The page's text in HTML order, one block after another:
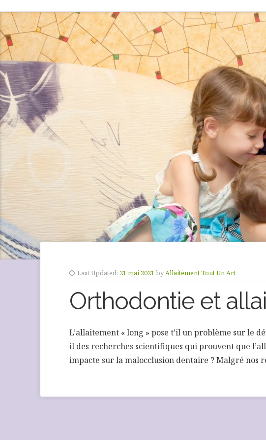
Last Updated: 21 mai 2021 byAllaitement Tout Un Art
Orthodontie et
L’allaitement « long » pose t’il un problème sur le
il des recherches scientifiques qui prouvent que
impacte sur la malocclusion dentaire ? Malgré nos